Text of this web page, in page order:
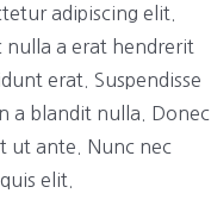
adipiscing elit.
nulla a erat hendrerit
erat. Suspendisse
a blandit nulla. Donec
ut ante. Nunc nec
elit.